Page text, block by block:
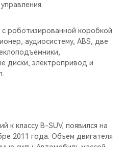
роботизированной коробкой
аудиосистему, ABS, две
диски, электропривод и
к классу B-SUV, появился на
2011 года. Объем двигателя